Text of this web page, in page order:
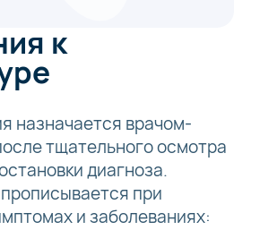
к
назначается врачом-
тщательного осмотра
диагноза.
при
и заболеваниях: